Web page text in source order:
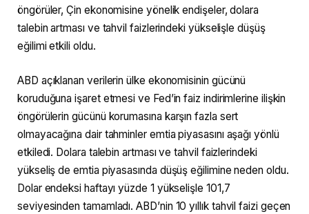
öngörüler, Çin ekonomisine yönelik endişeler, dolara
talebin artması ve tahvil faizlerindeki yükselişle düşüş
eğilimi etkili oldu.
ABD açıklanan verilerin ülke ekonomisinin gücünü
koruduğuna işaret etmesi ve Fed’in faiz indirimlerine ilişkin
öngörülerin gücünü korumasına karşın fazla sert
olmayacağına dair tahminler emtia piyasasını aşağı yönlü
etkiledi. Dolara talebin artması ve tahvil faizlerindeki
yükseliş de emtia piyasasında düşüş eğilimine neden oldu.
Dolar endeksi haftayı yüzde 1 yükselişle 101,7
seviyesinden tamamladı. ABD’nin 10 yıllık tahvil faizi geçen